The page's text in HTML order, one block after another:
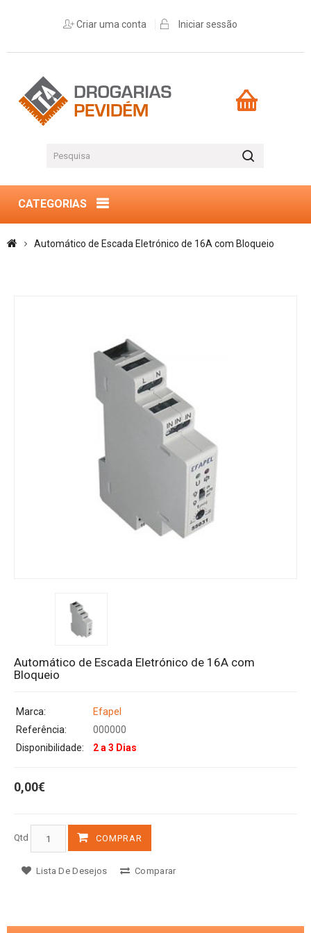
Criar uma conta Iniciar sessão
CATEGORIAS
Automático de Escada Eletrónico de 16A com Bloqueio
Automático de Escada Eletrónico de 16A com
Bloqueio
Marca:
Efapel
Referência:
000000
Disponibilidade:
2 a 3 Dias
0,00€
Qtd COMPRAR
Lista De Desejos Comparar